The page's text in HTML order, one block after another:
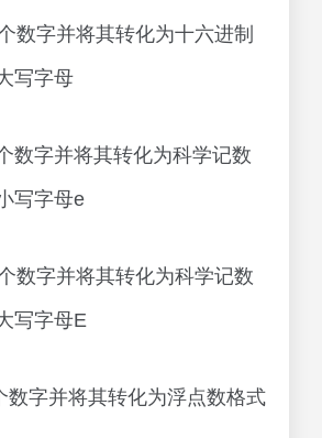
数字并将其转化为十六进制
写字母
数字并将其转化为科学记数
写字母e
数字并将其转化为科学记数
写字母E
数字并将其转化为浮点数格式